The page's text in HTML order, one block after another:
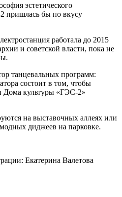
эcтетического
пришлась бы по вкусу
работала до 2015
и советской власти, пока не
танцевальных программ:
состоит в том, чтобы
Дома культуры «ГЭС-2»
на выставочных аллеях или
диджеев на парковке.
Екатерина Валетова